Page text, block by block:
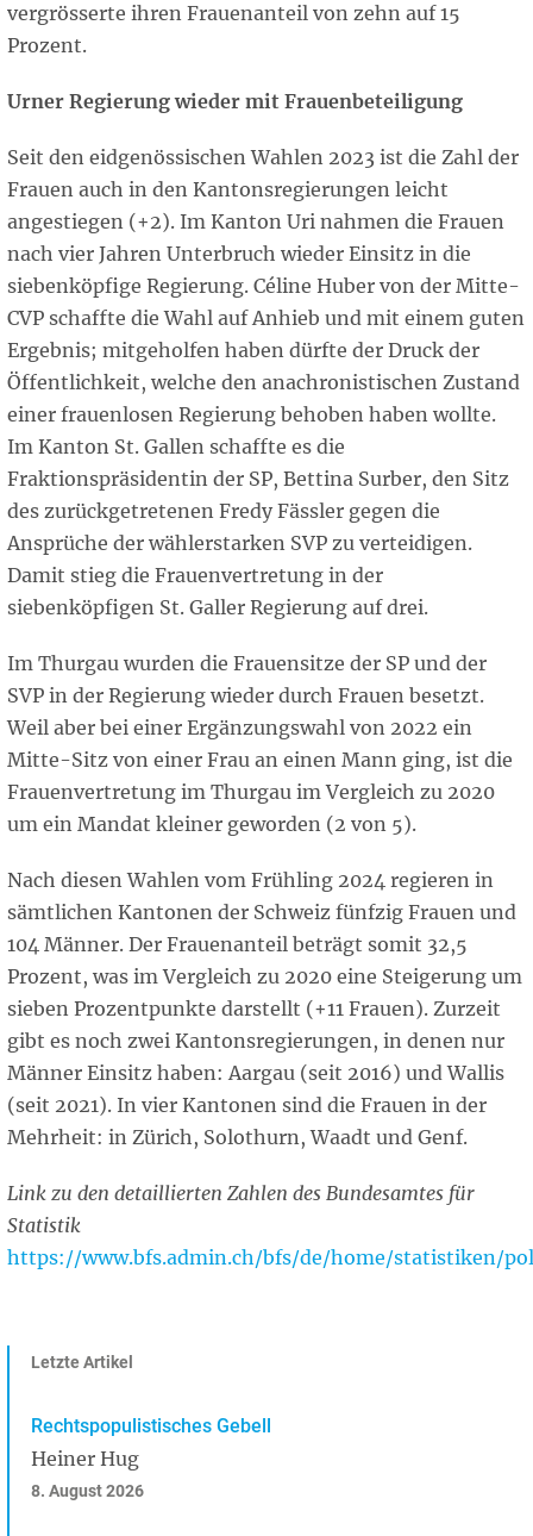
vergrösserte ihren Frauenanteil von zehn auf 15
Prozent.
Urner Regierung wieder mit Frauenbeteiligung
Seit den eidgenössischen Wahlen 2023 ist die Zahl der
Frauen auch in den Kantonsregierungen leicht
angestiegen (+2). Im Kanton Uri nahmen die Frauen
nach vier Jahren Unterbruch wieder Einsitz in die
siebenköpfige Regierung. Céline Huber von der Mitte-
CVP schaffte die Wahl auf Anhieb und mit einem guten
Ergebnis; mitgeholfen haben dürfte der Druck der
Öffentlichkeit, welche den anachronistischen Zustand
einer frauenlosen Regierung behoben haben wollte.
Im Kanton St. Gallen schaffte es die
Fraktionspräsidentin der SP, Bettina Surber, den Sitz
des zurückgetretenen Fredy Fässler gegen die
Ansprüche der wählerstarken SVP zu verteidigen.
Damit stieg die Frauenvertretung in der
siebenköpfigen St. Galler Regierung auf drei.
Im Thurgau wurden die Frauensitze der SP und der
SVP in der Regierung wieder durch Frauen besetzt.
Weil aber bei einer Ergänzungswahl von 2022 ein
Mitte-Sitz von einer Frau an einen Mann ging, ist die
Frauenvertretung im Thurgau im Vergleich zu 2020
um ein Mandat kleiner geworden (2 von 5).
Nach diesen Wahlen vom Frühling 2024 regieren in
sämtlichen Kantonen der Schweiz fünfzig Frauen und
104 Männer. Der Frauenanteil beträgt somit 32,5
Prozent, was im Vergleich zu 2020 eine Steigerung um
sieben Prozentpunkte darstellt (+11 Frauen). Zurzeit
gibt es noch zwei Kantonsregierungen, in denen nur
Männer Einsitz haben: Aargau (seit 2016) und Wallis
(seit 2021). In vier Kantonen sind die Frauen in der
Mehrheit: in Zürich, Solothurn, Waadt und Genf.
Link zu den detaillierten Zahlen des Bundesamtes für
Statistik
https://www.bfs.admin.ch/bfs/de/home/statistiken/
Letzte Artikel
Rechtspopulistisches Gebell
Heiner Hug
8. August 2026